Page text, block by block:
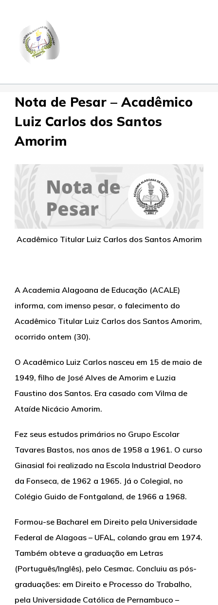
content
Nota de Pesar – Acadêmico
Luiz Carlos dos Santos
Amorim
Acadêmico Titular Luiz Carlos dos Santos Amorim
A Academia Alagoana de Educação (ACALE)
informa, com imenso pesar, o falecimento do
Acadêmico Titular Luiz Carlos dos Santos Amorim,
ocorrido ontem (30).
O Acadêmico Luiz Carlos nasceu em 15 de maio de
1949, filho de José Alves de Amorim e Luzia
Faustino dos Santos. Era casado com Vilma de
Ataíde Nicácio Amorim.
Fez seus estudos primários no Grupo Escolar
Tavares Bastos, nos anos de 1958 a 1961. O curso
Ginasial foi realizado na Escola Industrial Deodoro
da Fonseca, de 1962 a 1965. Já o Colegial, no
Colégio Guido de Fontgaland, de 1966 a 1968.
Formou-se Bacharel em Direito pela Universidade
Federal de Alagoas – UFAL, colando grau em 1974.
Também obteve a graduação em Letras
(Português/Inglês), pelo Cesmac. Concluiu as pós-
graduações: em Direito e Processo do Trabalho,
pela Universidade Católica de Pernambuco –